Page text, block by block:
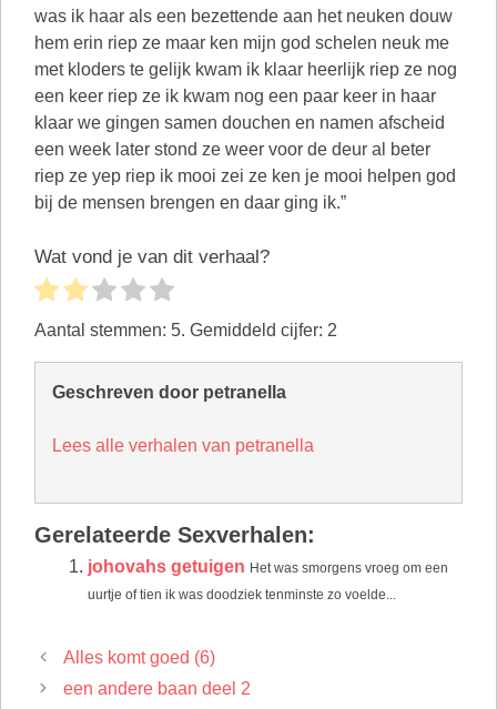
was ik haar als een bezettende aan het neuken douw
hem erin riep ze maar ken mijn god schelen neuk me
met kloders te gelijk kwam ik klaar heerlijk riep ze nog
een keer riep ze ik kwam nog een paar keer in haar
klaar we gingen samen douchen en namen afscheid
een week later stond ze weer voor de deur al beter
riep ze yep riep ik mooi zei ze ken je mooi helpen god
bij de mensen brengen en daar ging ik.”
Wat vond je van dit verhaal?
Aantal stemmen: 5. Gemiddeld cijfer: 2
Geschreven door petranella
Lees alle verhalen van petranella
Gerelateerde Sexverhalen:
johovahs getuigen Het was smorgens vroeg om een
uurtje of tien ik was doodziek tenminste zo voelde...
Alles komt goed (6)
een andere baan deel 2